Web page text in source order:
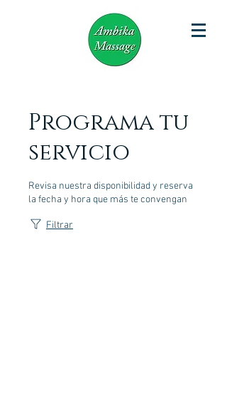
Programa tu
servicio
Revisa nuestra disponibilidad y reserva
la fecha y hora que más te convengan
Filtrar